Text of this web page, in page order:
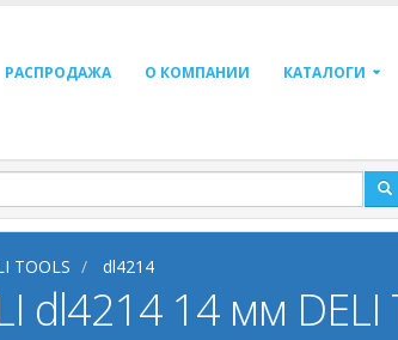
РАСПРОДАЖА О КОМПАНИИ КАТАЛОГИ
TOOLS dl4214
dl4214 14 мм DELI